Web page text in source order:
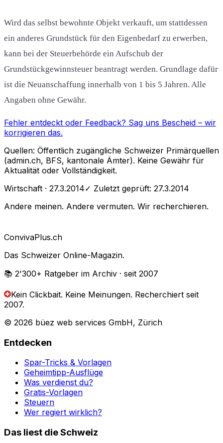
Wird das selbst bewohnte Objekt verkauft, um stattdessen
ein anderes Grundstück für den Eigenbedarf zu erwerben,
kann bei der Steuerbehörde ein Aufschub der
Grundstückgewinnsteuer beantragt werden. Grundlage dafür
ist die Neuanschaffung innerhalb von 1 bis 5 Jahren. Alle
Angaben ohne Gewähr.
Fehler entdeckt oder Feedback? Sag uns Bescheid – wir
korrigieren das.
Quellen: Öffentlich zugängliche Schweizer Primärquellen
(admin.ch, BFS, kantonale Ämter). Keine Gewähr für
Aktualität oder Vollständigkeit.
Wirtschaft · 27.3.2014✓ Zuletzt geprüft: 27.3.2014
Andere meinen. Andere vermuten. Wir recherchieren.
ConvivaPlus.ch
Das Schweizer Online-Magazin.
📚 2'300+ Ratgeber im Archiv · seit 2007
Kein Clickbait. Keine Meinungen. Recherchiert seit
2007.
© 2026 büez web services GmbH, Zürich
Entdecken
Spar-Tricks & Vorlagen
Geheimtipp-Ausflüge
Was verdienst du?
Gratis-Vorlagen
Steuern
Wer regiert wirklich?
Das liest die Schweiz